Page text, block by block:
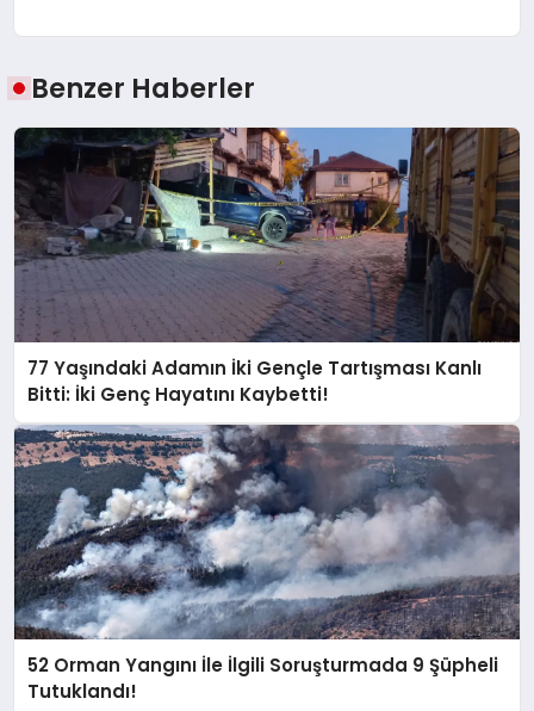
Benzer Haberler
77 Yaşındaki Adamın İki Gençle Tartışması Kanlı
Bitti: İki Genç Hayatını Kaybetti!
52 Orman Yangını İle İlgili Soruşturmada 9 Şüpheli
Tutuklandı!